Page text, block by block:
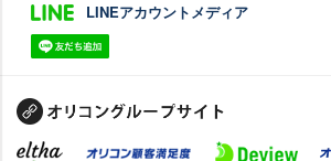
LINEアカウントメディア